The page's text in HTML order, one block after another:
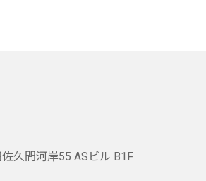
久間河岸55 ASビル B1F